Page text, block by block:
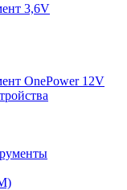
3,6V
OnePower 12V